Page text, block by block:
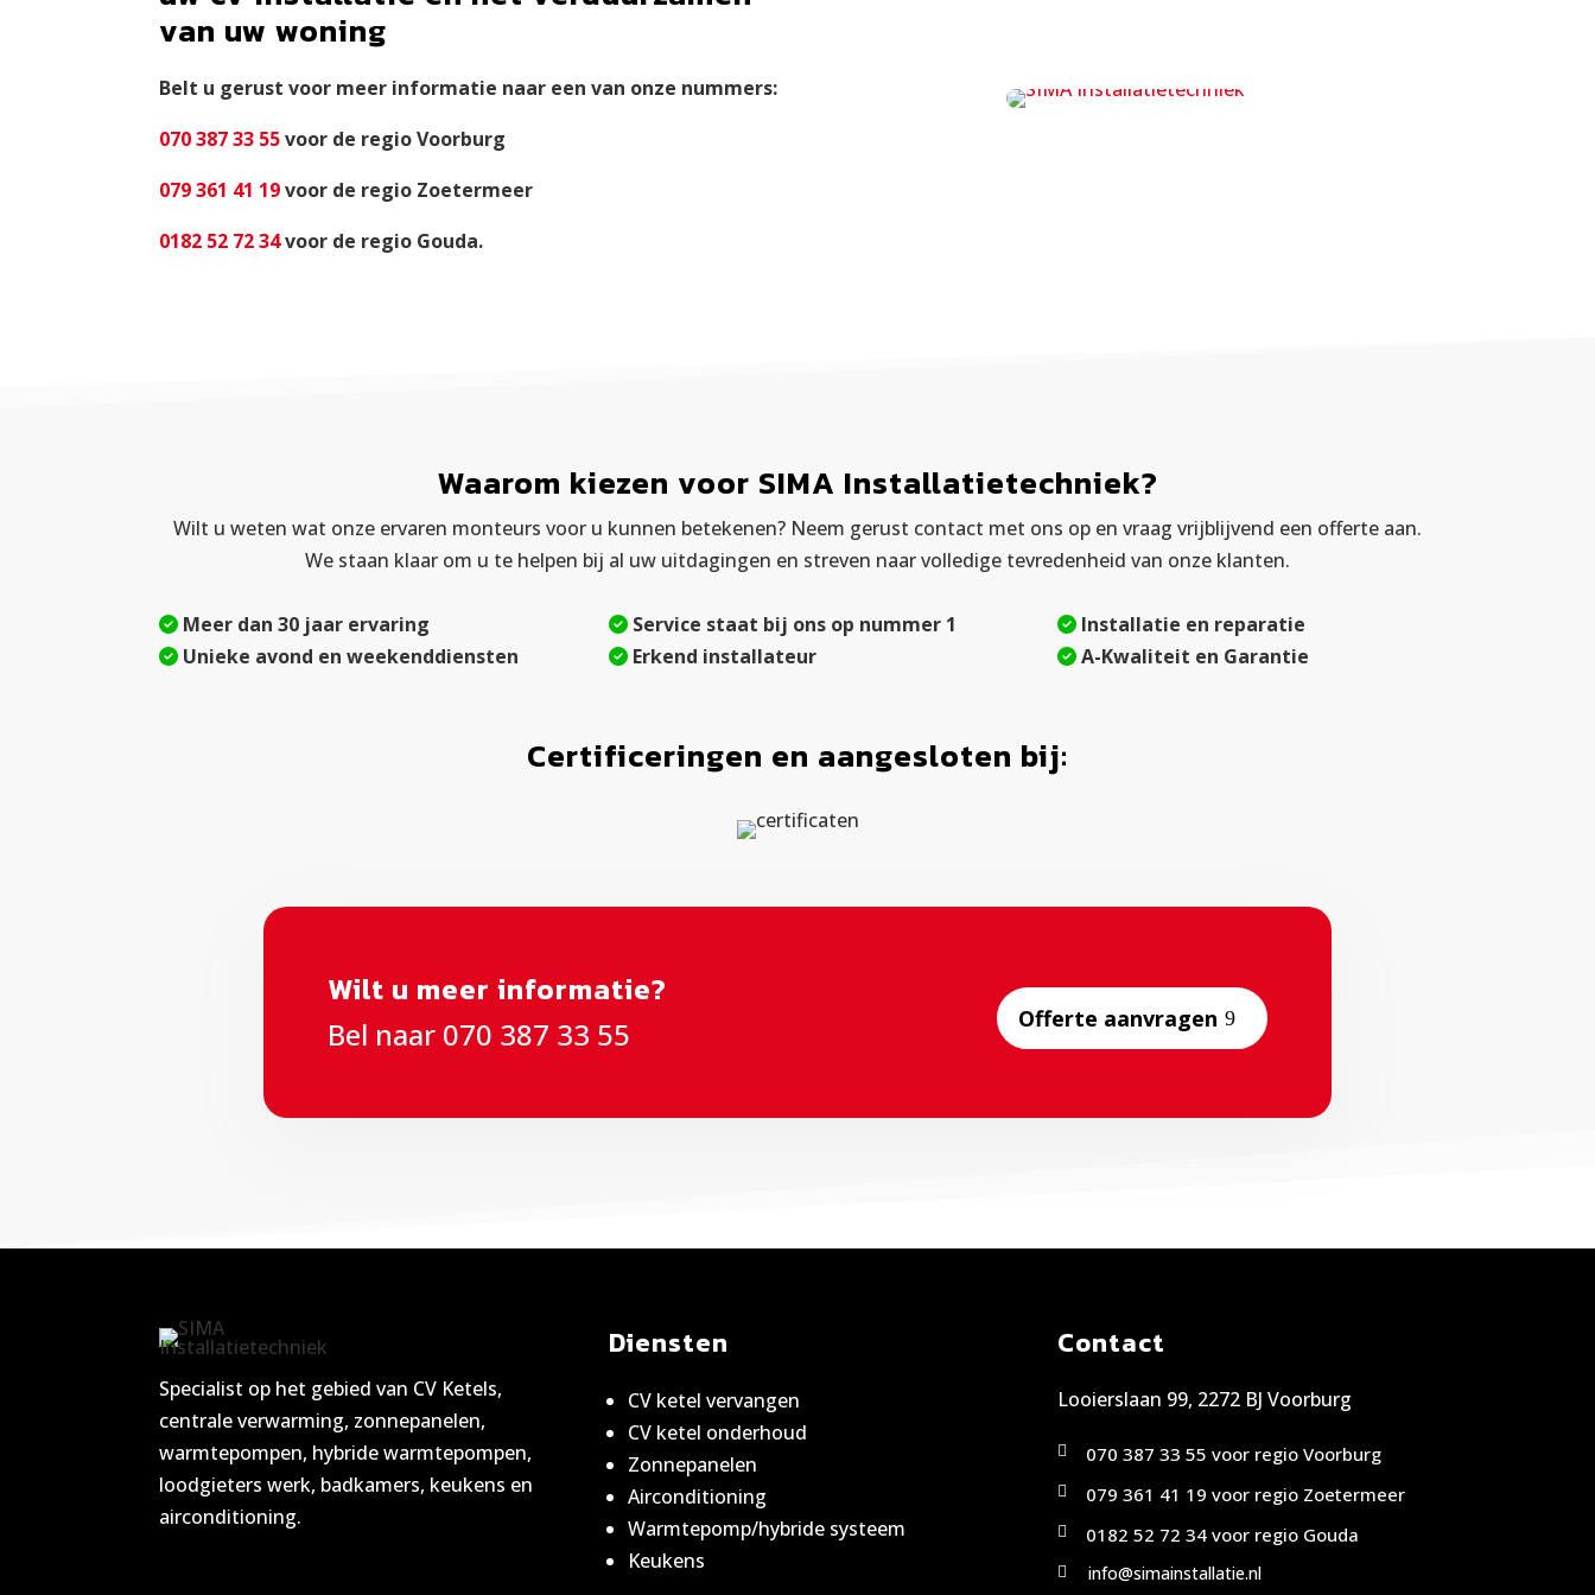
van uw woning
Belt u gerust voor meer informatie naar een van onze nummers:
070 387 33 55 voor de regio Voorburg
079 361 41 19 voor de regio Zoetermeer
0182 52 72 34voor de regio Gouda.
Waarom kiezen voor SIMA Installatietechniek?
Wilt u weten wat onze ervaren monteurs voor u kunnen betekenen? Neem gerust contact met ons op en vraag vrijblijvend een offerte aan.
We staan klaar om u te helpen bij al uw uitdagingen en streven naar volledige tevredenheid van onze klanten.
Meer dan 30 jaar ervaring
Unieke avond en weekenddiensten
Service staat bij ons op nummer 1
Erkend installateur
Installatie en reparatie
A-Kwaliteit en Garantie
Certificeringen en aangesloten bij:
Wilt u meer informatie?
Bel naar 070 387 33 55 Offerte aanvragen
Specialist op het gebied van CV Ketels,
centrale verwarming, zonnepanelen,
warmtepompen, hybride warmtepompen,
loodgieters werk, badkamers, keukens en
airconditioning.
Diensten
CV ketel vervangen
CV ketel onderhoud
Zonnepanelen
Airconditioning
Warmtepomp/hybride systeem
Keukens
Contact
Looierslaan 99, 2272 BJ Voorburg
 070 387 33 55 voor regio Voorburg
 079 361 41 19 voor regio Zoetermeer
 0182 52 72 34 voor regio Gouda
 info@simainstallatie.nl